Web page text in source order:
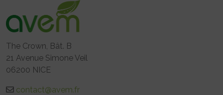
The Crown, Bât. B
21 Avenue Simone Veil
06200 NICE
contact@avem.fr